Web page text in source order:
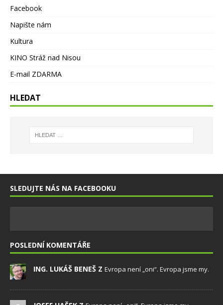
Facebook
Napište nám
Kultura
KINO Stráž nad Nisou
E-mail ZDARMA
HLEDAT
SLEDUJTE NÁS NA FACEBOOKU
POSLEDNÍ KOMENTÁŘE
ING. LUKÁŠ BENEŠ Z Evropa není „oni“. Evropa jsme my.